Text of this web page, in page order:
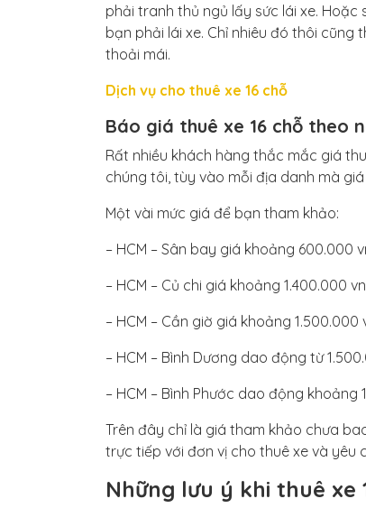
phải tranh thủ ngủ lấy sức lái xe.
bạn phải lái xe. Chỉ nhiêu đó thôi
thoải mái.
Dịch vụ cho thuê xe 16 chỗ
Báo giá thuê xe 16 chỗ theo
Rất nhiều khách hàng thắc mắc giá
chúng tôi, tùy vào mỗi địa danh mà
Một vài mức giá để bạn tham khảo:
– HCM – Sân bay giá khoảng 600.000
– HCM – Củ chi giá khoảng 1.400.000
– HCM – Cần giờ giá khoảng
– HCM – Bình Dương dao động từ
– HCM – Bình Phước dao động
Trên đây chỉ là giá tham khảo chưa
trực tiếp với đơn vị cho thuê xe và yêu
Những lưu ý khi thuê xe